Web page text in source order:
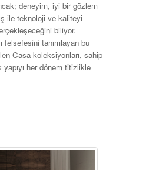
deneyim, iyi bir gözlem
ile teknoloji ve kaliteyi
biliyor.
felsefesini tanımlayan bu
Casa koleksiyonları, sahip
yapıyı her dönem titizlikle